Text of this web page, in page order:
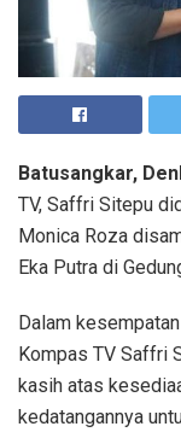
Batusangkar,
TV, Saffri Sitepu
Monica Roza
Eka Putra di
Dalam
Kompas TV Saffri
kasih atas
kedatangannya